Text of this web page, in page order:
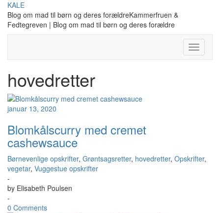
Skip
content
KALE
Blog om mad til børn og deres forældreKammerfruen &
Fedtegreven | Blog om mad til børn og deres forældre
Toggle
hovedretter
januar 13, 2020
Blomkålscurry med cremet
cashewsauce
Børnevenlige opskrifter, Grøntsagsretter, hovedretter, Opskrifter,
vegetar, Vuggestue opskrifter
-
by Elisabeth Poulsen
-
0 Comments